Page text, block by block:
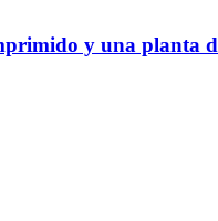
y una planta